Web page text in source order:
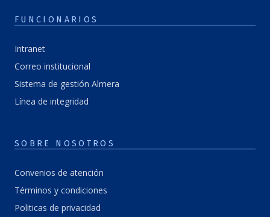
FUNCIONARIOS
Intranet
Correo institucional
Sistema de gestión Almera
Línea de integridad
SOBRE NOSOTROS
Convenios de atención
Términos y condiciones
Politicas de privacidad